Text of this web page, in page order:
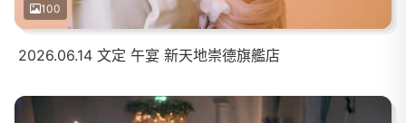
100
2026.06.14 文定 午宴 新天地崇德旗艦店